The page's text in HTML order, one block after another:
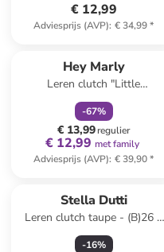
€ 12,99
Adviesprijs (AVP): € 34,99*
Hey Marly
Leren clutch "Little
Companion" zwart - (B)20 x
(H)15 x (D)7 cm
-67%
€ 13,99regulier
€ 12,99 met family
Adviesprijs (AVP): € 39,90*
Stella Dutti
Leren clutch taupe - (B)26 x
(H)17 x (D)1 cm
-16%